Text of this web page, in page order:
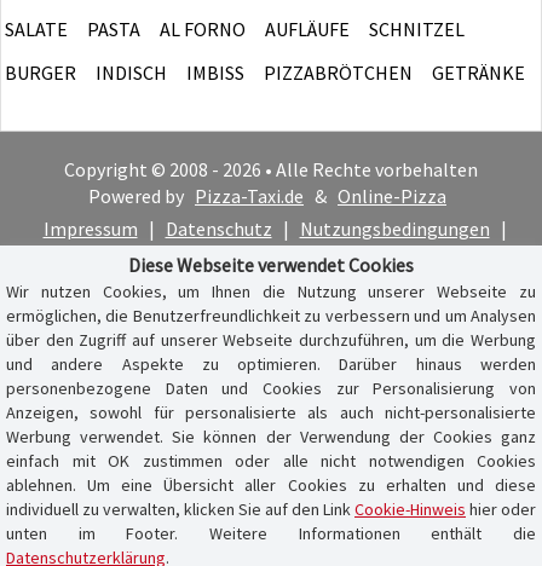
SALATE
PASTA AL FORNO AUFLÄUFE
SCHNITZEL
BURGER
INDISCH IMBISS PIZZABRÖTCHEN GETRÄNKE
Copyright © 2008 - 2026 • Alle Rechte vorbehalten
Powered by Pizza-Taxi.de & Online-Pizza
Impressum | Datenschutz | Nutzungsbedingungen |
Cookie-Hinweis
Diese Webseite verwendet Cookies
Wir nutzen Cookies, um Ihnen die Nutzung unserer Webseite zu
ermöglichen, die Benutzerfreundlichkeit zu verbessern und um Analysen
über den Zugriff auf unserer Webseite durchzuführen, um die Werbung
und andere Aspekte zu optimieren. Darüber hinaus werden
personenbezogene Daten und Cookies zur Personalisierung von
Anzeigen, sowohl für personalisierte als auch nicht-personalisierte
Werbung verwendet. Sie können der Verwendung der Cookies ganz
einfach mit OK zustimmen oder alle nicht notwendigen Cookies
ablehnen. Um eine Übersicht aller Cookies zu erhalten und diese
individuell zu verwalten, klicken Sie auf den LinkCookie-Hinweis hier oder
unten im Footer. Weitere Informationen enthält die
Datenschutzerklärung.